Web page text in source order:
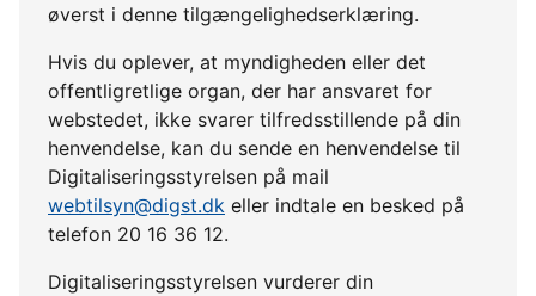
øverst i denne tilgængelighedserklæring.
Hvis du oplever, at myndigheden eller det
offentligretlige organ, der har ansvaret for
webstedet, ikke svarer tilfredsstillende på din
henvendelse, kan du sende en henvendelse til
Digitaliseringsstyrelsen på mail
webtilsyn@digst.dk eller indtale en besked på
telefon 20 16 36 12.
Digitaliseringsstyrelsen vurderer din